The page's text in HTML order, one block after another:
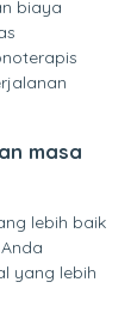
biaya
masa
lebih baik
yang lebih